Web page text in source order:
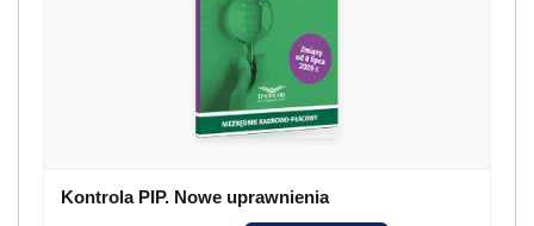
Kontrola PIP. Nowe uprawnienia